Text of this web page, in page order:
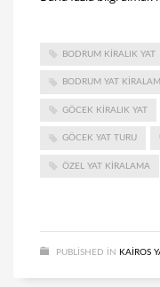
BODRUM KIRALIK YAT
BODRUM YAT
GÖCEK KIRALIK YAT
GÖCEK YAT TURU
ÖZEL YAT KIRALAMA
PUBLISHED IN KAIROS